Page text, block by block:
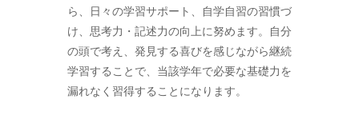
ら、日々の学習サポート、自学自習の習慣づ
け、思考力・記述力の向上に努めます。自分
の頭で考え、発見する喜びを感じながら継続
学習することで、当該学年で必要な基礎力を
漏れなく習得することになります。